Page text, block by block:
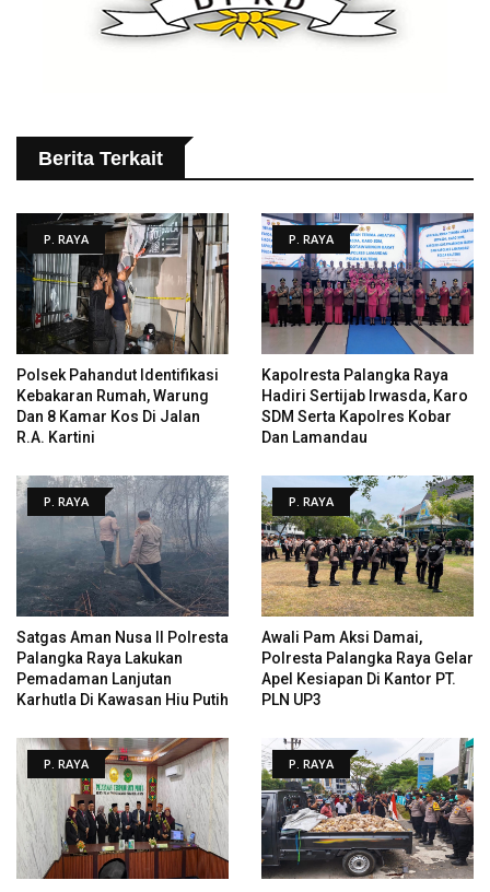
Berita Terkait
P. RAYA
Polsek Pahandut Identifikasi
Kebakaran Rumah, Warung
Dan 8 Kamar Kos Di Jalan
R.A. Kartini
P. RAYA
Kapolresta Palangka Raya
Hadiri Sertijab Irwasda, Karo
SDM Serta Kapolres Kobar
Dan Lamandau
P. RAYA
Satgas Aman Nusa II Polresta
Palangka Raya Lakukan
Pemadaman Lanjutan
Karhutla Di Kawasan Hiu Putih
P. RAYA
Awali Pam Aksi Damai,
Polresta Palangka Raya Gelar
Apel Kesiapan Di Kantor PT.
PLN UP3
P. RAYA P. RAYA